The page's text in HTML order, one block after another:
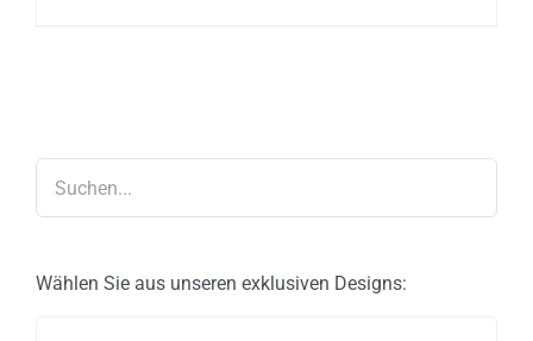
Produktseite
gewählt
Wählen Sie aus unseren exklusiven Designs: